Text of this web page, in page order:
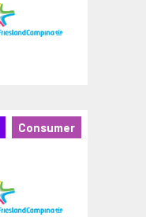
Consumer